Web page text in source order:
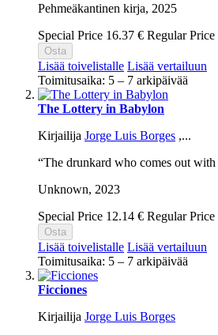
Pehmeäkantinen kirja, 2025
Special Price 16.37 € Regular Price
Osta
Lisää toivelistalle Lisää vertailuun
Toimitusaika: 5 – 7 arkipäivää
The Lottery in Babylon
Kirjailija Jorge Luis Borges ,...
“The drunkard who comes out with
Unknown, 2023
Special Price 12.14 € Regular Price
Osta
Lisää toivelistalle Lisää vertailuun
Toimitusaika: 5 – 7 arkipäivää
Ficciones
Kirjailija Jorge Luis Borges